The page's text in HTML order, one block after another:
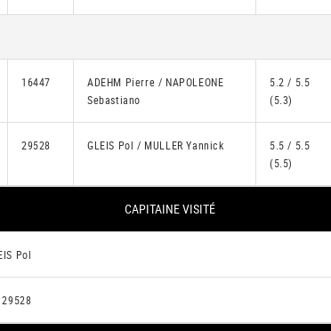
16447
ADEHM Pierre / NAPOLEONE
Sebastiano
5.2 / 5.5
(5.3)
29528 GLEIS Pol / MULLER Yannick
5.5 / 5.5
(5.5)
CAPITAINE VISITÉ
Pol